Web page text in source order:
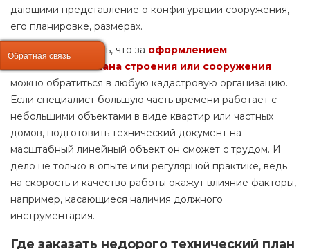
дающими представление о конфигурации сооружения,
его планировке, размерах.
Ошибочно полагать, что за оформлением
технического плана строения или сооружения
можно обратиться в любую кадастровую организацию.
Если специалист большую часть времени работает с
небольшими объектами в виде квартир или частных
домов, подготовить технический документ на
масштабный линейный объект он сможет с трудом. И
дело не только в опыте или регулярной практике, ведь
на скорость и качество работы окажут влияние факторы,
например, касающиеся наличия должного
инструментария.
Где заказать недорого технический план
Обратная связь
Обратная связь